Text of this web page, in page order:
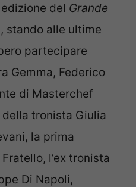
del Grande
stando alle ultime
partecipare
Gemma, Federico
di Masterchef
tronista Giulia
la prima
l’ex tronista
Di Napoli,